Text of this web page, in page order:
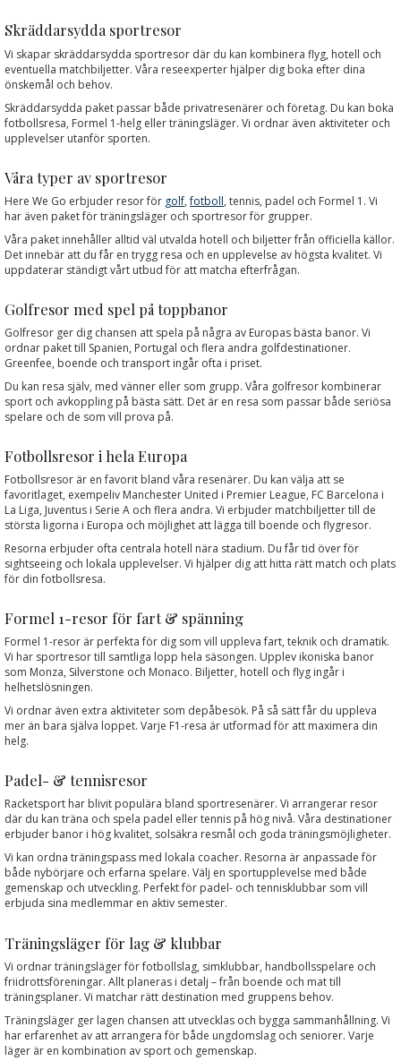
Skräddarsydda sportresor
Vi skapar skräddarsydda sportresor där du kan kombinera flyg, hotell och
eventuella matchbiljetter. Våra reseexperter hjälper dig boka efter dina
önskemål och behov.
Skräddarsydda paket passar både privatresenärer och företag. Du kan boka
fotbollsresa, Formel 1-helg eller träningsläger. Vi ordnar även aktiviteter och
upplevelser utanför sporten.
Våra typer av sportresor
Here We Go erbjuder resor för golf,fotboll, tennis, padel och Formel 1. Vi
har även paket för träningsläger och sportresor för grupper.
Våra paket innehåller alltid väl utvalda hotell och biljetter från officiella källor.
Det innebär att du får en trygg resa och en upplevelse av högsta kvalitet. Vi
uppdaterar ständigt vårt utbud för att matcha efterfrågan.
Golfresor med spel på toppbanor
Golfresor ger dig chansen att spela på några av Europas bästa banor. Vi
ordnar paket till Spanien, Portugal och flera andra golfdestinationer.
Greenfee, boende och transport ingår ofta i priset.
Du kan resa själv, med vänner eller som grupp. Våra golfresor kombinerar
sport och avkoppling på bästa sätt. Det är en resa som passar både seriösa
spelare och de som vill prova på.
Fotbollsresor i hela Europa
Fotbollsresor är en favorit bland våra resenärer. Du kan välja att se
favoritlaget, exempeliv Manchester United i Premier League, FC Barcelona i
La Liga, Juventus i Serie A och flera andra. Vi erbjuder matchbiljetter till de
största ligorna i Europa och möjlighet att lägga till boende och flygresor.
Resorna erbjuder ofta centrala hotell nära stadium. Du får tid över för
sightseeing och lokala upplevelser. Vi hjälper dig att hitta rätt match och plats
för din fotbollsresa.
Formel 1-resor för fart & spänning
Formel 1-resor är perfekta för dig som vill uppleva fart, teknik och dramatik.
Vi har sportresor till samtliga lopp hela säsongen. Upplev ikoniska banor
som Monza, Silverstone och Monaco. Biljetter, hotell och flyg ingår i
helhetslösningen.
Vi ordnar även extra aktiviteter som depåbesök. På så sätt får du uppleva
mer än bara själva loppet. Varje F1-resa är utformad för att maximera din
helg.
Padel- & tennisresor
Racketsport har blivit populära bland sportresenärer. Vi arrangerar resor
där du kan träna och spela padel eller tennis på hög nivå. Våra destinationer
erbjuder banor i hög kvalitet, solsäkra resmål och goda träningsmöjligheter.
Vi kan ordna träningspass med lokala coacher. Resorna är anpassade för
både nybörjare och erfarna spelare. Välj en sportupplevelse med både
gemenskap och utveckling. Perfekt för padel- och tennisklubbar som vill
erbjuda sina medlemmar en aktiv semester.
Träningsläger för lag & klubbar
Vi ordnar träningsläger för fotbollslag, simklubbar, handbollsspelare och
friidrottsföreningar. Allt planeras i detalj – från boende och mat till
träningsplaner. Vi matchar rätt destination med gruppens behov.
Träningsläger ger lagen chansen att utvecklas och bygga sammanhållning. Vi
har erfarenhet av att arrangera för både ungdomslag och seniorer. Varje
läger är en kombination av sport och gemenskap.